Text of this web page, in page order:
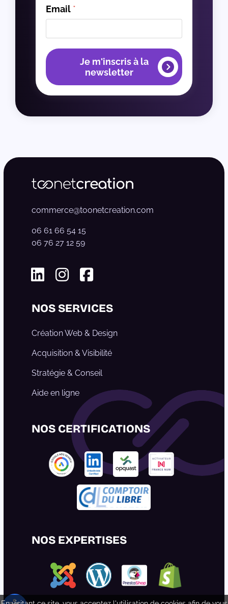
Email *
Je m'inscris à la
newsletter
commerce@toonetcreation.com
06 61 66 54 15
06 76 27 12 59
NOS SERVICES
Création Web & Design
Acquisition & Visibilité
Stratégie & Conseil
Aide en ligne
NOS CERTIFICATIONS
NOS EXPERTISES